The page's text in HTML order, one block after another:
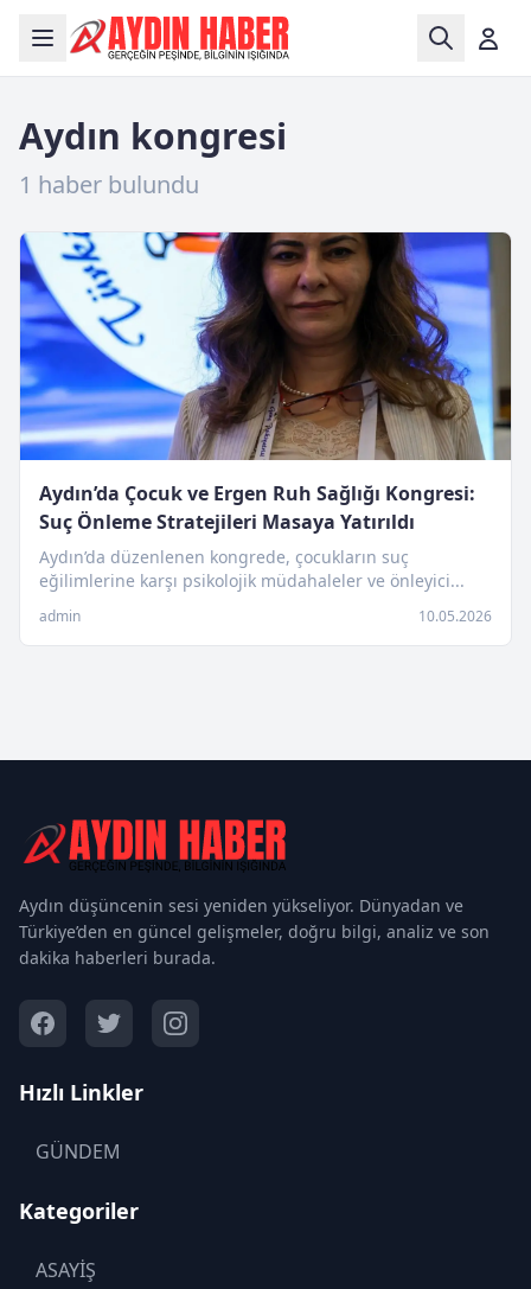
Aydın kongresi
1 haber bulundu
Aydın’da Çocuk ve Ergen Ruh Sağlığı Kongresi:
Suç Önleme Stratejileri Masaya Yatırıldı
Aydın’da düzenlenen kongrede, çocukların suç
eğilimlerine karşı psikolojik müdahaleler ve önleyici...
admin 10.05.2026
Aydın düşüncenin sesi yeniden yükseliyor. Dünyadan ve
Türkiye’den en güncel gelişmeler, doğru bilgi, analiz ve son
dakika haberleri burada.
Hızlı Linkler
GÜNDEM
Kategoriler
ASAYİŞ